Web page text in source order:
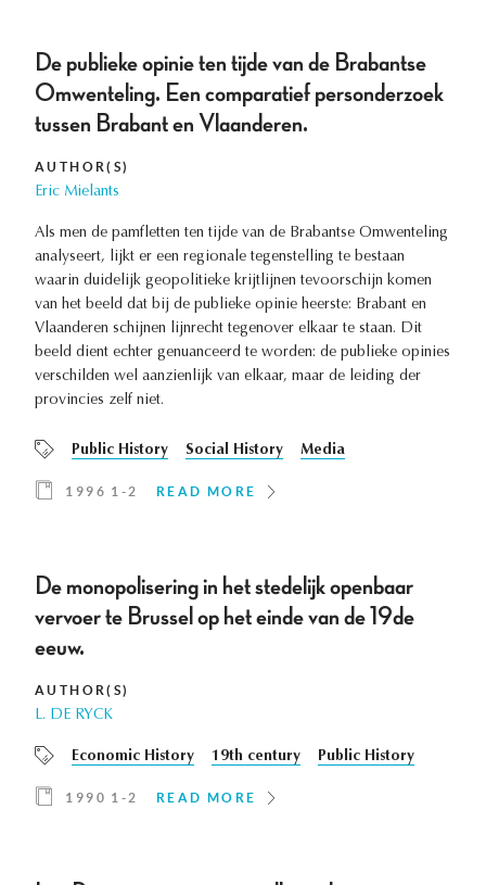
De publieke opinie ten tijde van de Brabantse
Omwenteling. Een comparatief personderzoek
tussen Brabant en Vlaanderen.
AUTHOR(S)
Eric Mielants
Als men de pamfletten ten tijde van de Brabantse Omwenteling
analyseert, lijkt er een regionale tegenstelling te bestaan
waarin duidelijk geopolitieke krijtlijnen tevoorschijn komen
van het beeld dat bij de publieke opinie heerste: Brabant en
Vlaanderen schijnen lijnrecht tegenover elkaar te staan. Dit
beeld dient echter genuanceerd te worden: de publieke opinies
verschilden wel aanzienlijk van elkaar, maar de leiding der
provincies zelf niet.
Public History Social History Media
1996 1-2 READ MORE
De monopolisering in het stedelijk openbaar
vervoer te Brussel op het einde van de 19de
eeuw.
AUTHOR(S)
L. DE RYCK
Economic History 19th century Public History
1990 1-2 READ MORE